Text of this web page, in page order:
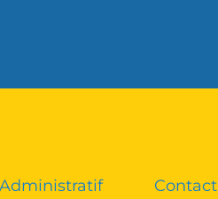
Administratif Contact